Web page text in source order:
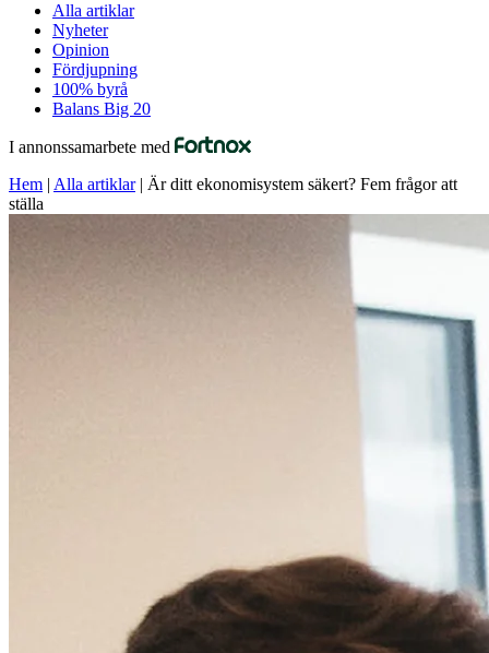
Alla artiklar
Nyheter
Opinion
Fördjupning
100% byrå
Balans Big 20
I annonssamarbete med
Hem | Alla artiklar| Är ditt ekonomisystem säkert? Fem frågor att
ställa